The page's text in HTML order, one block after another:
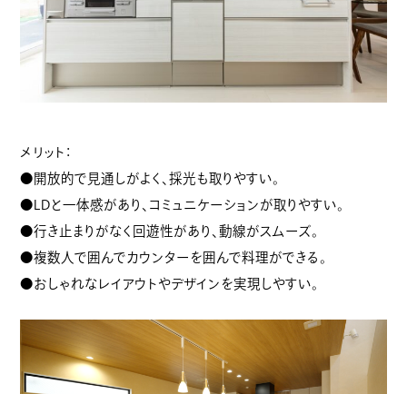
メリット：
●開放的で見通しがよく、採光も取りやすい。
●LDと一体感があり、コミュニケーションが取りやすい。
●行き止まりがなく回遊性があり、動線がスムーズ。
●複数人で囲んでカウンターを囲んで料理ができる。
●おしゃれなレイアウトやデザインを実現しやすい。